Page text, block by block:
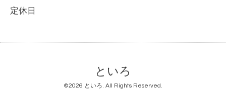
定休日
といろ
©2026 といろ. All Rights Reserved.